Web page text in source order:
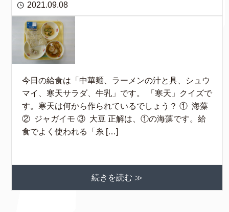
2021.09.08
今日の給食は「中華麺、ラーメンの汁と具、シュウ
マイ、寒天サラダ、牛乳」です。 「寒天」クイズで
す。寒天は何から作られているでしょう？ ① 海藻
② ジャガイモ ③ 大豆 正解は、①の海藻です。給
食でよく使われる「糸 […]
続きを読む ≫